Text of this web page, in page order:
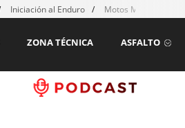
Iniciación al Enduro Motos MX para
ASFALTO
ZONA TÉCNICA